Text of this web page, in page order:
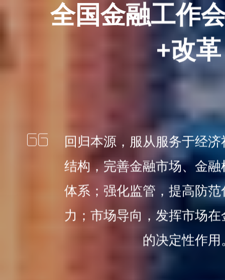
全国金融工作
+改革
回归本源，服从服务于经
结构，完善金融市场、金
体系；强化监管，提高防
力；市场导向，发挥市场
的决定性作用